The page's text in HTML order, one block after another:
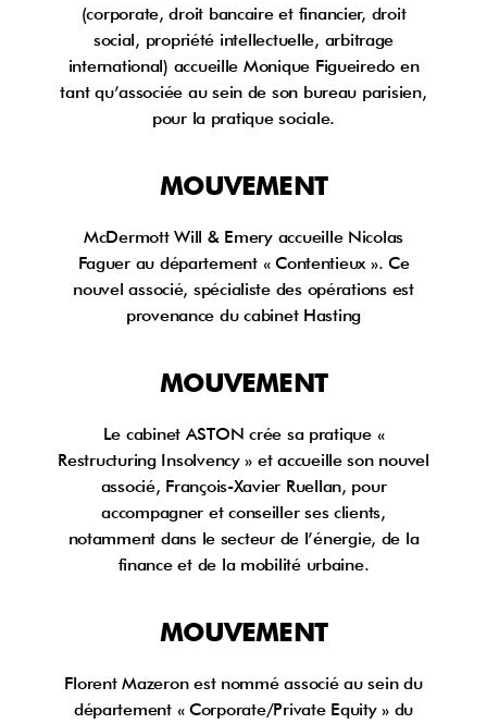
(corporate, droit bancaire et financier, droit
social, propriété intellectuelle, arbitrage
international) accueille Monique Figueiredo en
tant qu’associée au sein de son bureau parisien,
pour la pratique sociale.
MOUVEMENT
McDermott Will & Emery accueille Nicolas
Faguer au département « Contentieux ». Ce
nouvel associé, spécialiste des opérations est
provenance du cabinet Hasting
MOUVEMENT
Le cabinet ASTON crée sa pratique «
Restructuring Insolvency » et accueille son nouvel
associé, François-Xavier Ruellan, pour
accompagner et conseiller ses clients,
notamment dans le secteur de l’énergie, de la
finance et de la mobilité urbaine.
MOUVEMENT
Florent Mazeron est nommé associé au sein du
département « Corporate/Private Equity » du